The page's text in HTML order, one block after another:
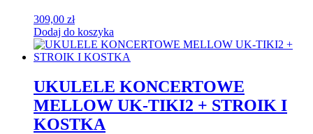
309,00 zł
Dodaj do koszyka
UKULELE KONCERTOWE
MELLOW UK-TIKI2 + STROIK I
KOSTKA